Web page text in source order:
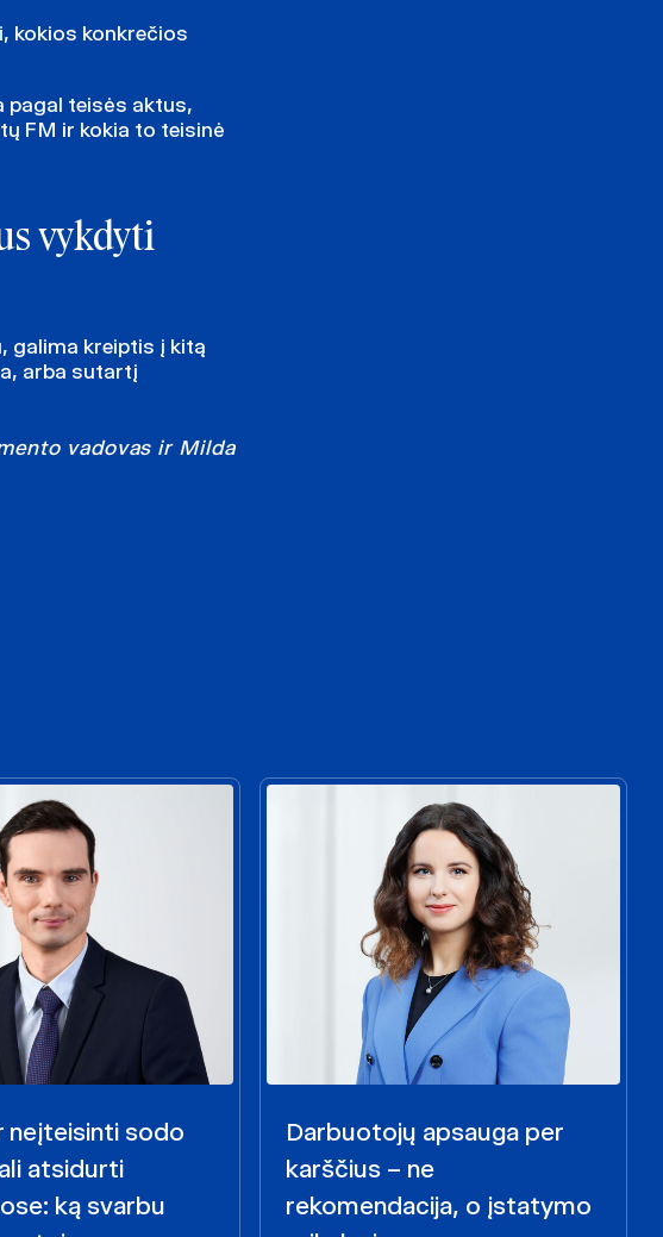
kokios konkrečios
pagal teisės aktus,
FM ir kokia to teisinė
vykdyti
galima kreiptis į kitą
arba sutartį
vadovas ir Milda
neįteisinti sodo
atsidurti
ką svarbu
Darbuotojų apsauga per
karščius – ne
rekomendacija, o įstatymo